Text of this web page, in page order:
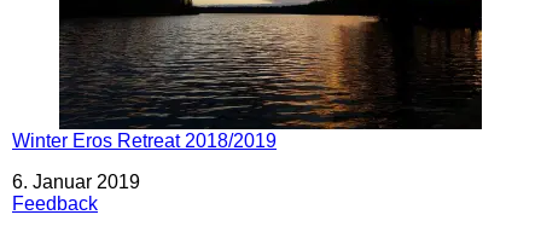
Winter Eros Retreat 2018/2019
Datum
6. Januar 2019
In Bezug auf
Feedback